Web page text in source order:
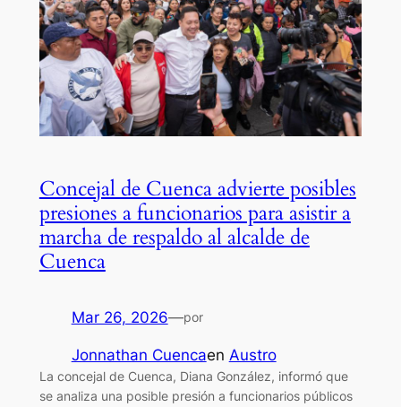
Concejal de Cuenca advierte posibles
presiones a funcionarios para asistir a
marcha de respaldo al alcalde de
Cuenca
Mar 26, 2026—por
Jonnathan Cuencaen Austro
La concejal de Cuenca, Diana González, informó que
se analiza una posible presión a funcionarios públicos